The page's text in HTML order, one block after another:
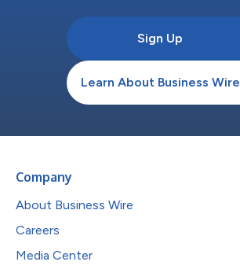
Sign Up
Learn About Business Wire
Company
About Business Wire
Careers
Media Center